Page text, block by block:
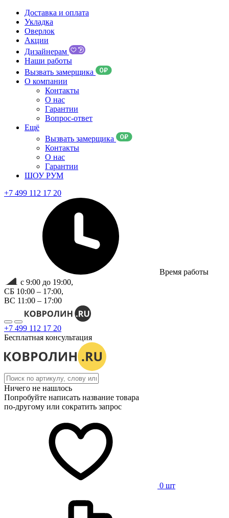
Доставка и оплата
Укладка
Оверлок
Акции
Дизайнерам
Наши работы
Вызвать замерщика
О компании
Контакты
О нас
Гарантии
Вопрос-ответ
Ещё
Вызвать замерщика
Контакты
О нас
Гарантии
ШОУ РУМ
+7 499 112 17 20
Время работы
с 9:00 до 19:00,
СБ 10:00 – 17:00,
ВС 11:00 – 17:00
+7 499 112 17 20
Бесплатная консультация
Ничего не нашлось
Попробуйте написать название товара
по-другому или сократить запрос
0 шт